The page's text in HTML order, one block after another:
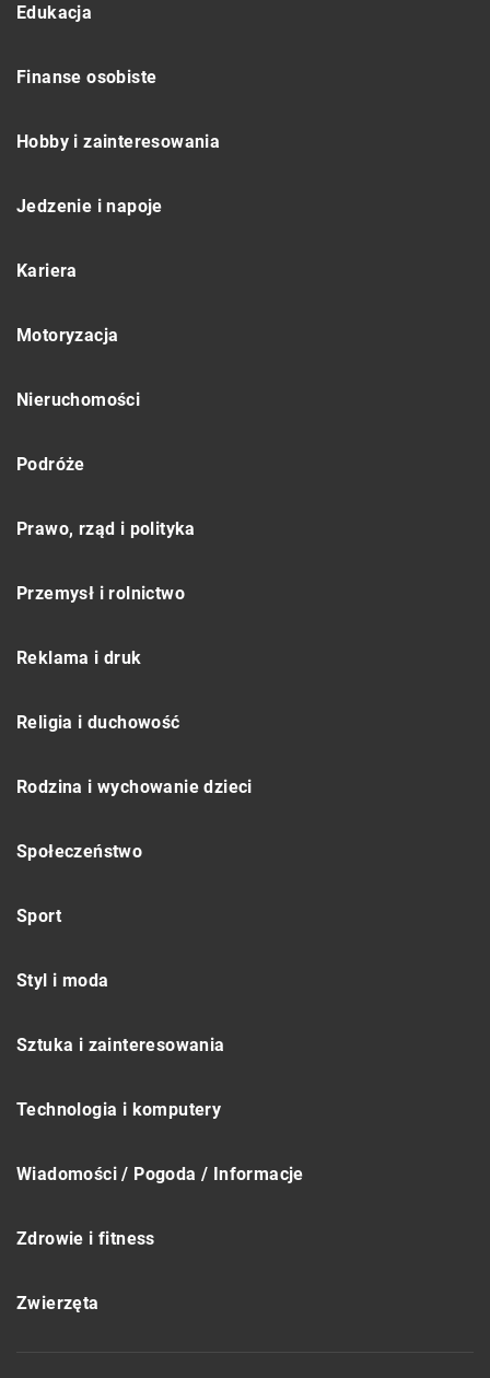
Edukacja
Finanse osobiste
Hobby i zainteresowania
Jedzenie i napoje
Kariera
Motoryzacja
Nieruchomości
Podróże
Prawo, rząd i polityka
Przemysł i rolnictwo
Reklama i druk
Religia i duchowość
Rodzina i wychowanie dzieci
Społeczeństwo
Sport
Styl i moda
Sztuka i zainteresowania
Technologia i komputery
Wiadomości / Pogoda / Informacje
Zdrowie i fitness
Zwierzęta